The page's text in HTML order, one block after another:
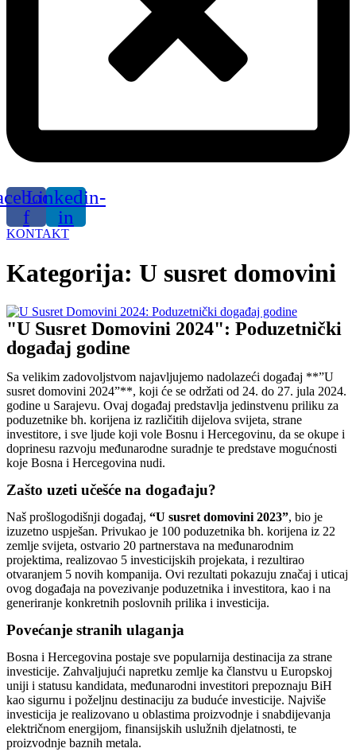
f
Linkedin-
in
KONTAKT
Kategorija: U susret domovini
"U Susret Domovini 2024": Poduzetnički
događaj godine
Sa velikim zadovoljstvom najavljujemo nadolazeći događaj **”U
susret domovini 2024”**, koji će se održati od 24. do 27. jula 2024.
godine u Sarajevu. Ovaj događaj predstavlja jedinstvenu priliku za
poduzetnike bh. korijena iz različitih dijelova svijeta, strane
investitore, i sve ljude koji vole Bosnu i Hercegovinu, da se okupe i
doprinesu razvoju međunarodne suradnje te predstave mogućnosti
koje Bosna i Hercegovina nudi.
Zašto uzeti učešće na događaju?
Naš prošlogodišnji događaj, “U susret domovini 2023”, bio je
izuzetno uspješan. Privukao je 100 poduzetnika bh. korijena iz 22
zemlje svijeta, ostvario 20 partnerstava na međunarodnim
projektima, realizovao 5 investicijskih projekata, i rezultirao
otvaranjem 5 novih kompanija. Ovi rezultati pokazuju značaj i uticaj
ovog događaja na povezivanje poduzetnika i investitora, kao i na
generiranje konkretnih poslovnih prilika i investicija.
Povećanje stranih ulaganja
Bosna i Hercegovina postaje sve popularnija destinacija za strane
investicije. Zahvaljujući napretku zemlje ka članstvu u Europskoj
uniji i statusu kandidata, međunarodni investitori prepoznaju BiH
kao sigurnu i poželjnu destinaciju za buduće investicije. Najviše
investicija je realizovano u oblastima proizvodnje i snabdijevanja
električnom energijom, finansijskih uslužnih djelatnosti, te
proizvodnje baznih metala.